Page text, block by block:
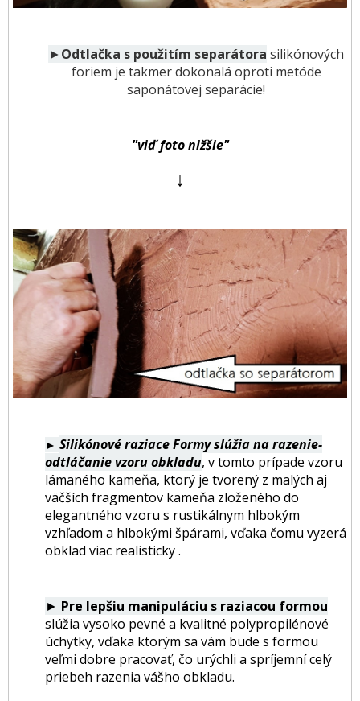
►Odtlačka s použitím separátora silikónových
foriem je takmer dokonalá oproti metóde
saponátovej separácie!
"viď foto nižšie"
↓
► Silikónové raziace Formy slúžia na razenie-
odtláčanie vzoru obkladu, v tomto prípade vzoru
lámaného kameňa, ktorý je tvorený z malých aj
väčších fragmentov kameňa zloženého do
elegantného vzoru s rustikálnym hlbokým
vzhľadom a hlbokými špárami, vďaka čomu vyzerá
obklad viac realisticky .
► Pre lepšiu manipuláciu s raziacou formou
slúžia vysoko pevné a kvalitné polypropilénové
úchytky, vďaka ktorým sa vám bude s formou
veľmi dobre pracovať, čo urýchli a spríjemní celý
priebeh razenia vášho obkladu.